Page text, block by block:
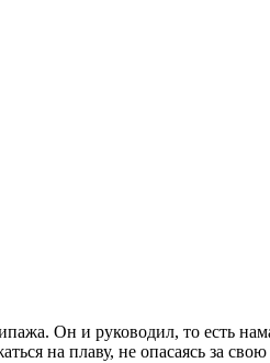
Он и руководил, то есть
на плаву, не опасаясь за